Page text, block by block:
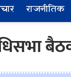
राजनीतिक